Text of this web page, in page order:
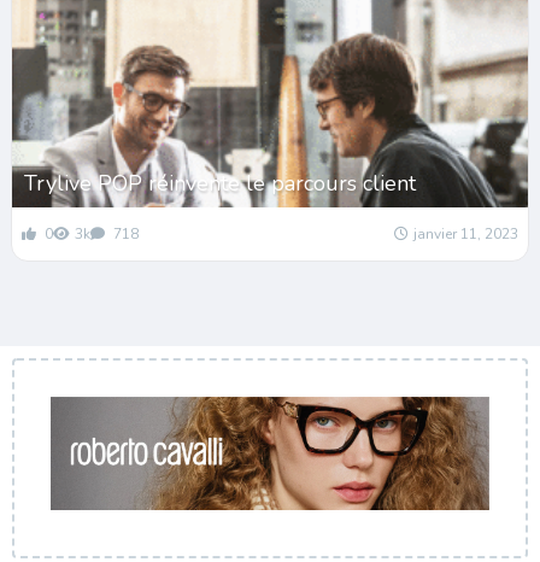
Trylive POP réinvente le parcours client
0 3k 718 janvier 11, 2023